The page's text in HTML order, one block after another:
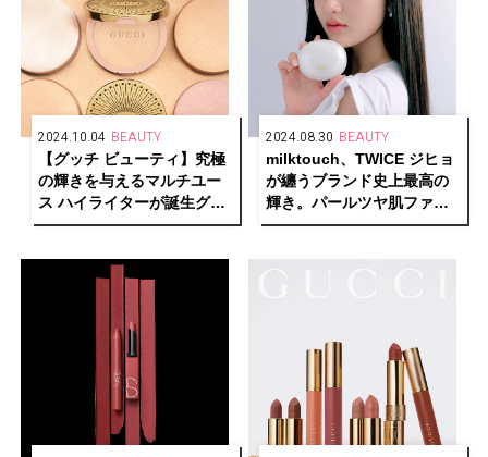
2024.10.04 BEAUTY
【グッチ ビューティ】究極
の輝きを与えるマルチユー
ス ハイライターが誕生グッ
チ グロウ ハイライター
2024.08.30 BEAUTY
milktouch、TWICE ジヒョ
が纏うブランド史上最高の
輝き。パールツヤ肌ファン
デ誕生